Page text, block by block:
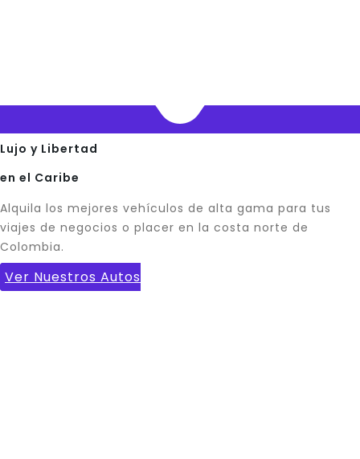
Lujo y Libertad
en el Caribe
Alquila los mejores vehículos de alta gama para tus
viajes de negocios o placer en la costa norte de
Colombia.
Ver Nuestros Autos